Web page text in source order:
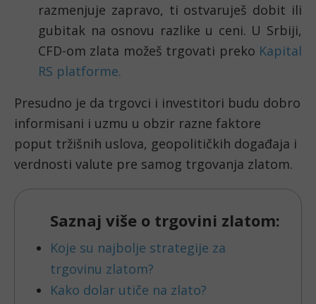
razmenjuje zapravo, ti ostvaruješ dobit ili
gubitak na osnovu razlike u ceni. U Srbiji,
CFD-om zlata možeš trgovati preko Kapital
RS platforme.
Presudno je da trgovci i investitori budu dobro
informisani i uzmu u obzir razne faktore
poput tržišnih uslova, geopolitičkih događaja i
verdnosti valute pre samog trgovanja zlatom.